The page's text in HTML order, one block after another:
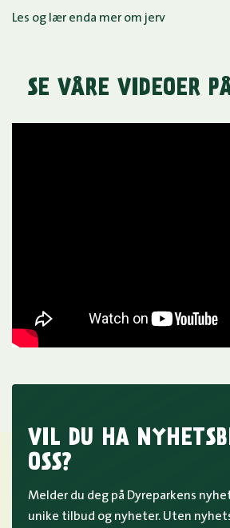
Les og lær enda mer om jerv
SE VÅRE VIDEOER
VIL DU HA
OSS?
Melder du deg på Dyreparkens
unike tilbud og nyheter. Uten